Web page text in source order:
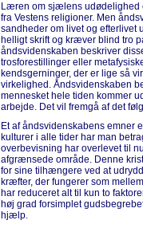
Læren om sjælens udødelighed
fra Vestens religioner. Men
sandheder om livet og efterlivet
helligt skrift og kræver blind tro
åndsvidenskaben beskriver
trosforestillinger eller
kendsgerninger, der er lige så
virkelighed. Åndsvidenskaben
mennesket hele tiden kommer
arbejde. Det vil fremgå af det
Et af åndsvidenskabens
kulturer i alle tider har man
overbevisning har overlevet til
afgrænsede område. Denne
for sine tilhængere ved at
kræfter, der fungerer som
har reduceret alt til kun to
høj grad forsimplet
hjælp.